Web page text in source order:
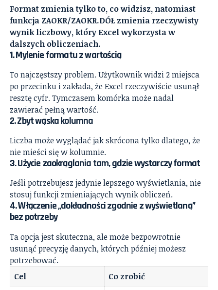
Format zmienia tylko to, co widzisz, natomiast
funkcja ZAOKR/ZAOKR.DÓŁ zmienia rzeczywisty
wynik liczbowy, który Excel wykorzysta w
dalszych obliczeniach.
1. Mylenie formatu z wartością
To najczęstszy problem. Użytkownik widzi 2 miejsca
po przecinku i zakłada, że Excel rzeczywiście usunął
resztę cyfr. Tymczasem komórka może nadal
zawierać pełną wartość.
2. Zbyt wąska kolumna
Liczba może wyglądać jak skrócona tylko dlatego, że
nie mieści się w kolumnie.
3. Użycie zaokrąglania tam, gdzie wystarczy format
Jeśli potrzebujesz jedynie lepszego wyświetlania, nie
stosuj funkcji zmieniających wynik obliczeń.
4. Włączenie „dokładności zgodnie z wyświetlaną”
bez potrzeby
Ta opcja jest skuteczna, ale może bezpowrotnie
usunąć precyzję danych, których później możesz
potrzebować.
Cel
Co zrobić